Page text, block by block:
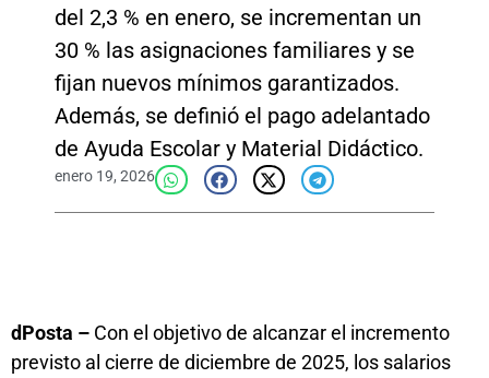
del 2,3 % en enero, se incrementan un
30 % las asignaciones familiares y se
fijan nuevos mínimos garantizados.
Además, se definió el pago adelantado
de Ayuda Escolar y Material Didáctico.
enero 19, 2026
dPosta – Con el objetivo de alcanzar el incremento
previsto al cierre de diciembre de 2025, los salarios